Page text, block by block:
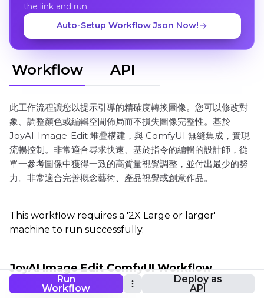
Run
Workflow
Deploy as
API
the link and run.
Auto-Setup Workflow Json Now!
Workflow API
此工作流程讓您以提示引導的精確度轉換圖像。您可以修改對
象、調整顏色或編輯空間佈局而不損失圖像完整性。基於
JoyAI-Image-Edit 堆疊構建，與 ComfyUI 無縫集成，實現
流暢控制。非常適合尋求快速、基於指令的編輯的設計師，從
單一參考圖像中獲得一致的高質量視覺調整，並付出最少的努
力。非常適合完善概念藝術、產品視覺或創意作品。
This workflow requires a '2X Large or larger'
machine to run successfully.
JoyAI Image Edit ComfyUI Workflow